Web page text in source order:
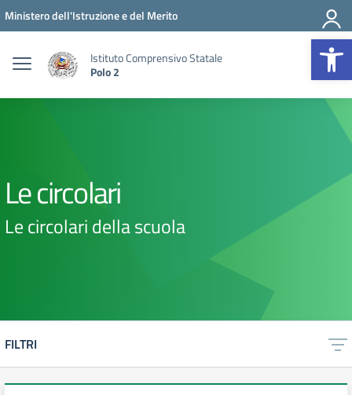
Vai ai contenuti
Vai al menu di navigazione
Vai al footer
Ministero dell'Istruzione e del Merito
Istituto Comprensivo Statale
Polo 2
Le circolari
Le circolari della scuola
FILTRI